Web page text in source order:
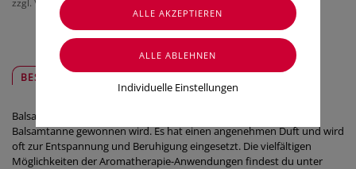
zzgl. Versandkosten
BESCHREIBUNG
Balsamtannenöl ist ein ätherisches Öl, das aus den Nadeln der
Balsamtanne gewonnen wird. Es hat einen angenehmen Duft und wird
oft zur Entspannung und Beruhigung eingesetzt. Die vielfältigen
Möglichkeiten der Aromatherapie-Anwendungen findest du unter
Individuelle Einstellungen